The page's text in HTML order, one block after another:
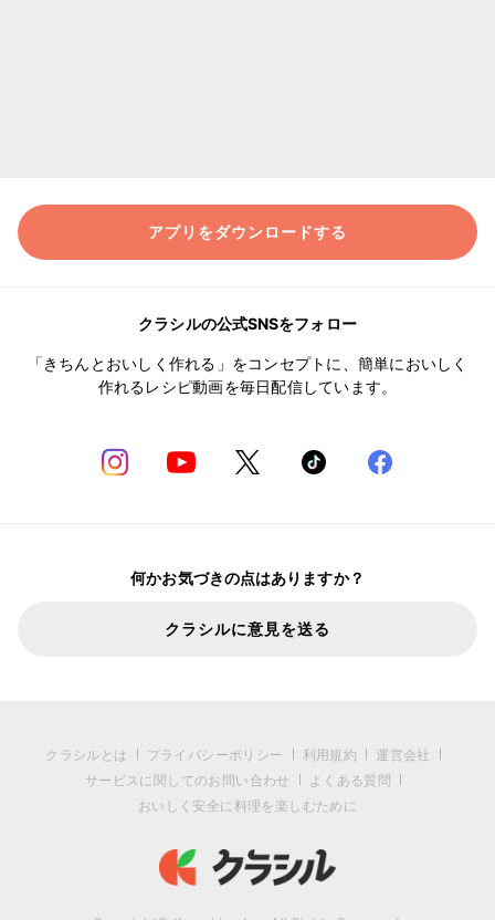
アプリをダウンロードする
クラシルの公式SNSをフォロー
「きちんとおいしく作れる」をコンセプトに、簡単においしく
作れるレシピ動画を毎日配信しています。
何かお気づきの点はありますか？
クラシルに意見を送る
クラシルとは プライバシーポリシー 利用規約
運営会社
サービスに関してのお問い合わせ
よくある質問
おいしく安全に料理を楽しむために